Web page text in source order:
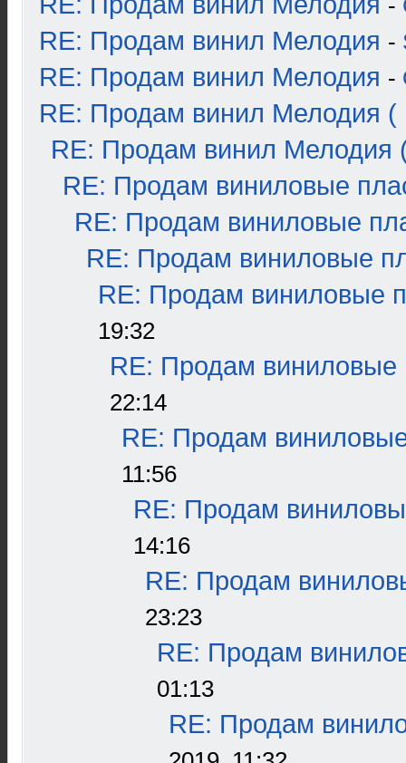
-
RE: Продам винил Мелодия -
RE: Продам винил Мелодия -
RE: Продам винил Мелодия (
RE: Продам винил Мелодия
RE: Продам виниловые
RE: Продам виниловые
RE: Продам виниловые
RE: Продам виниловые
19:32
RE: Продам виниловые
22:14
RE: Продам
11:56
RE: Продам
14:16
RE: Продам
23:23
RE: Продам
01:13
RE: Продам